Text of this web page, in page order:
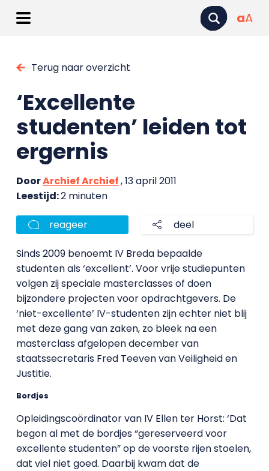
aA
Terug naar overzicht
‘Excellente
studenten’ leiden tot
ergernis
DoorArchief Archief, 13 april 2011
Leestijd:2 minuten
reageer deel
Sinds 2009 benoemt IV Breda bepaalde
studenten als ‘excellent’. Voor vrije studiepunten
volgen zij speciale masterclasses of doen
bijzondere projecten voor opdrachtgevers. De
‘niet-excellente’ IV-studenten zijn echter niet blij
met deze gang van zaken, zo bleek na een
masterclass afgelopen december van
staatssecretaris Fred Teeven van Veiligheid en
Justitie.
Bordjes
Opleidingscoördinator van IV Ellen ter Horst: ‘Dat
begon al met de bordjes “gereserveerd voor
excellente studenten” op de voorste rijen stoelen,
dat viel niet goed. Daarbij kwam dat de